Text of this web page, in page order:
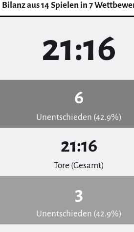
Bilanz aus 14 Spielen in 7
21:16
6
Unentschieden (42.9%)
21:16
Tore (Gesamt)
3
Unentschieden (42.9%)